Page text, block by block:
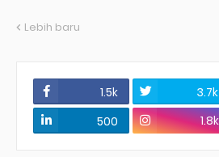
Lebih baru
1.5k 3.7k
500
1.8k